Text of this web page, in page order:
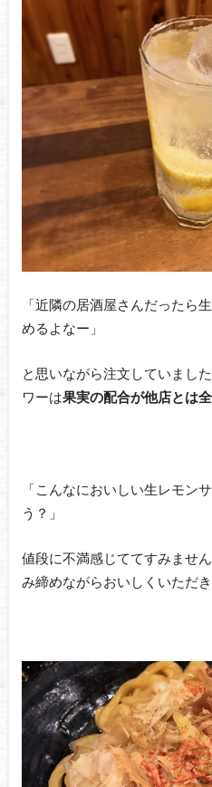
「近隣の居酒屋さんだったら
めるよなー」
と思いながら注文していまし
ワーは果実の配合が他店とは
「こんなにおいしい生レモン
う？」
値段に不満感じててすみませ
み締めながらおいしくいただ